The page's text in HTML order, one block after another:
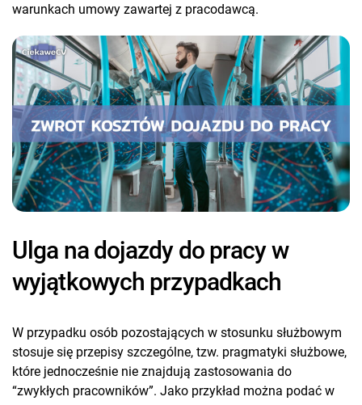
warunkach umowy zawartej z pracodawcą.
Ulga na dojazdy do pracy w
wyjątkowych przypadkach
W przypadku osób pozostających w stosunku służbowym
stosuje się przepisy szczególne, tzw. pragmatyki służbowe,
które jednocześnie nie znajdują zastosowania do
“zwykłych pracowników”. Jako przykład można podać w